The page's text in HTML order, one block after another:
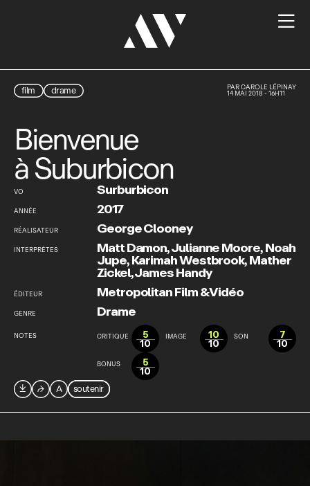

film drame PARCAROLE LÉPINAY
14 MAI 2018 - 16H11
Bienvenue
à Suburbicon
VO Surburbicon
ANNÉE 2017
RÉALISATEUR George Clooney
INTERPRÈTES Matt Damon,Julianne Moore,Noah
Jupe,Karimah Westbrook,Mather
Zickel,James Handy
ÉDITEUR Metropolitan Film & Vidéo
GENRE Drame
NOTES CRITIQUE 5
10
IMAGE 10
10
SON 7
10
BONUS 5
10

⮫ A soutenir